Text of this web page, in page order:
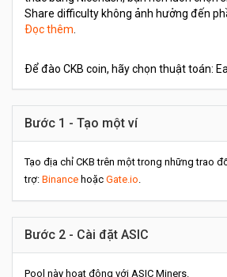
Share difficulty không ảnh hưởng đến
Đọc thêm
Để đào CKB coin, hãy chọn thuật toán:
Bước 1 - Tạo một ví
Tạo địa chỉ CKB trên một trong những trao
trợ: Binance hoặc Gate.io.
Bước 2 - Cài đặt ASIC
Pool này hoạt động với ASIC Miners.